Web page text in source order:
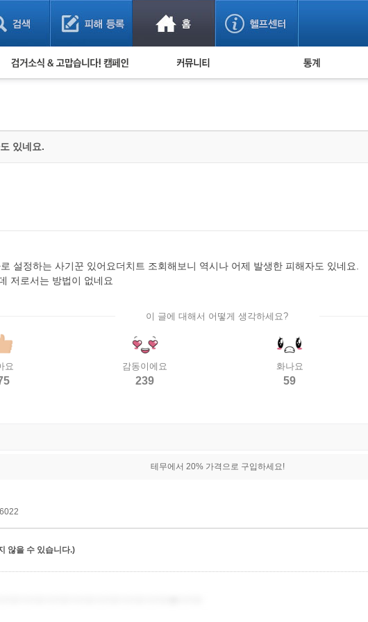
검거 소식 사기 예방했어요! 누적 피해사례 통계
있네요.
설정하는 사기꾼 있어요더치트 조회해보니 역시나 어제 발생한 피해자도 있네요.
저로서는 방법이 없네요
이 글에 대해서 어떻게 생각하세요?
요 감동이에요
239
화나요
59
테무에서 20% 가격으로 구입하세요!
않을 수 있습니다.)